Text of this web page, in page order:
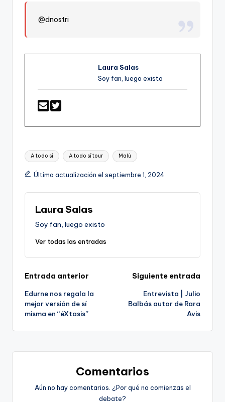
@dnostri
Laura Salas
Soy fan, luego existo
Etiquetas:
A todo sí A todo sí tour Malú
Última actualización el septiembre 1, 2024
Laura Salas
Soy fan, luego existo
Ver todas las entradas
Navegación
de
entradas
Entrada anterior
Edurne nos regala la
mejor versión de sí
misma en “éXtasis”
Siguiente entrada
Entrevista | Julio
Balbás autor de Rara
Avis
Comentarios
Aún no hay comentarios. ¿Por qué no comienzas el
debate?